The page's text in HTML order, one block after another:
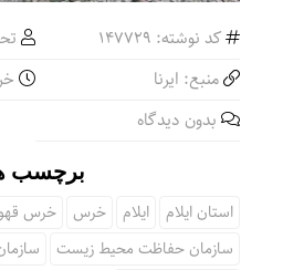
کد نوشته: 147729
منبع: ایرنا
بدون دیدگاه
برچسب
استان ایلام ایلام خرس
خرس
سازمان حفاظت محیط زیست